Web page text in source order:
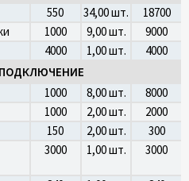
550 34,00 шт.
18700
1000 9,00 шт.
9000
4000 1,00 шт.
4000
1000 8,00 шт.
8000
1000 2,00 шт.
2000
150 2,00 шт.
300
3000 1,00 шт. 3000